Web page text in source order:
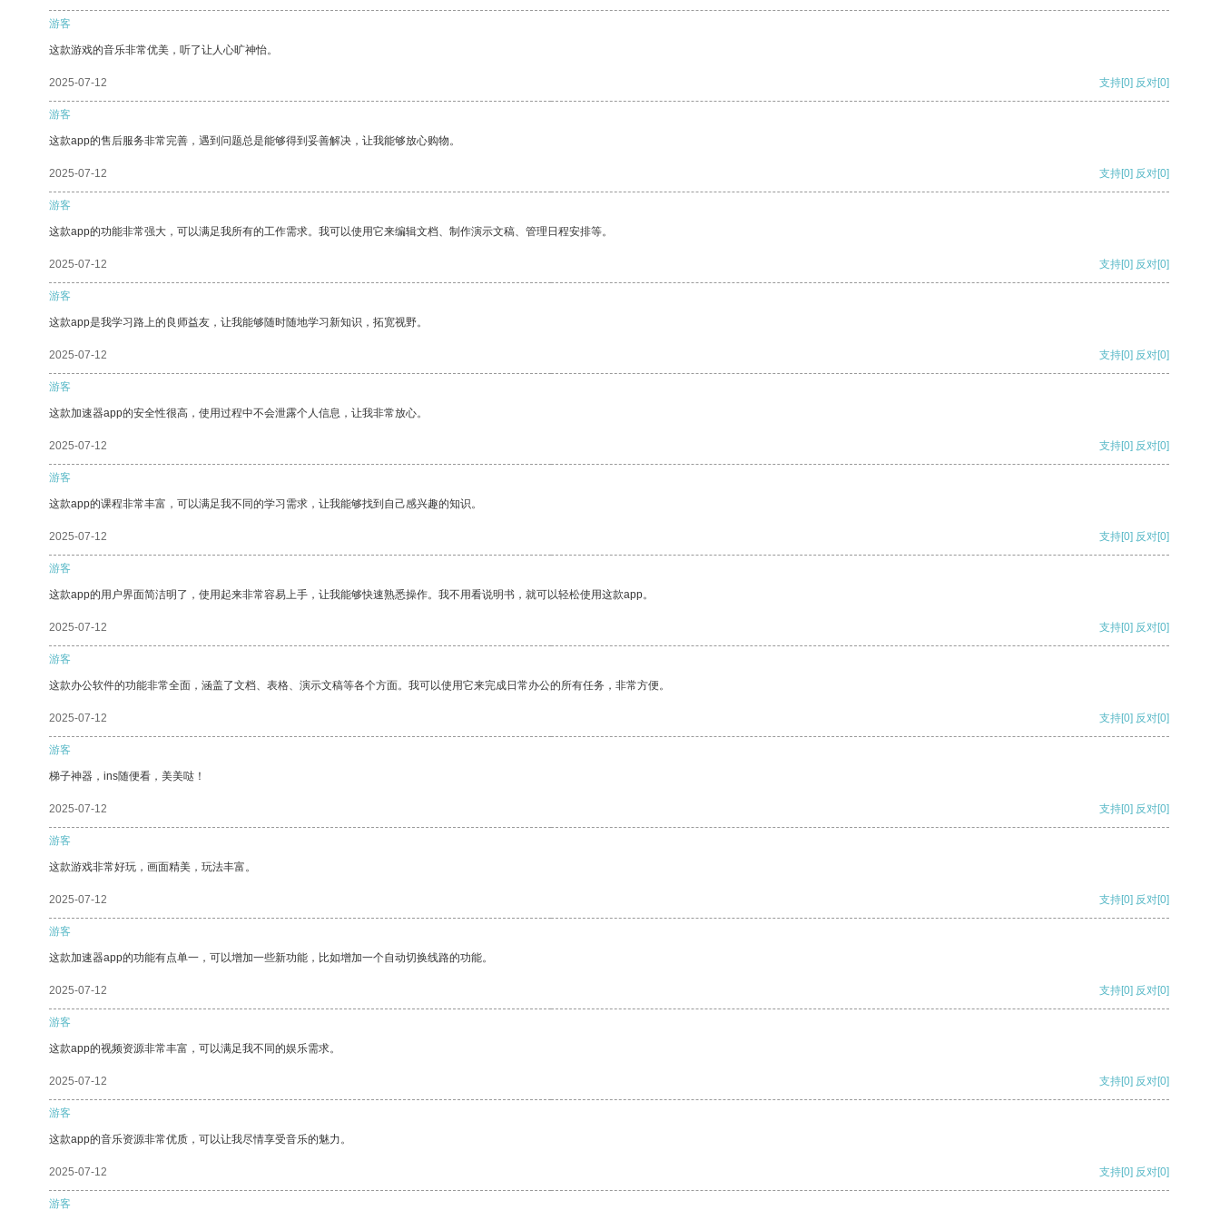
游客
这款游戏的音乐非常优美，听了让人心旷神怡。
2025-07-12 支持[0] 反对[0]
游客
这款app的售后服务非常完善，遇到问题总是能够得到妥善解决，让我能够放心购物。
2025-07-12 支持[0] 反对[0]
游客
这款app的功能非常强大，可以满足我所有的工作需求。我可以使用它来编辑文档、制作演示文稿、管理日程安排等。
2025-07-12 支持[0] 反对[0]
游客
这款app是我学习路上的良师益友，让我能够随时随地学习新知识，拓宽视野。
2025-07-12 支持[0] 反对[0]
游客
这款加速器app的安全性很高，使用过程中不会泄露个人信息，让我非常放心。
2025-07-12 支持[0] 反对[0]
游客
这款app的课程非常丰富，可以满足我不同的学习需求，让我能够找到自己感兴趣的知识。
2025-07-12 支持[0] 反对[0]
游客
这款app的用户界面简洁明了，使用起来非常容易上手，让我能够快速熟悉操作。我不用看说明书，就可以轻松使用这款app。
2025-07-12 支持[0] 反对[0]
游客
这款办公软件的功能非常全面，涵盖了文档、表格、演示文稿等各个方面。我可以使用它来完成日常办公的所有任务，非常方便。
2025-07-12 支持[0] 反对[0]
游客
梯子神器，ins随便看，美美哒！
2025-07-12 支持[0] 反对[0]
游客
这款游戏非常好玩，画面精美，玩法丰富。
2025-07-12 支持[0] 反对[0]
游客
这款加速器app的功能有点单一，可以增加一些新功能，比如增加一个自动切换线路的功能。
2025-07-12 支持[0] 反对[0]
游客
这款app的视频资源非常丰富，可以满足我不同的娱乐需求。
2025-07-12 支持[0] 反对[0]
游客
这款app的音乐资源非常优质，可以让我尽情享受音乐的魅力。
2025-07-12 支持[0] 反对[0]
游客